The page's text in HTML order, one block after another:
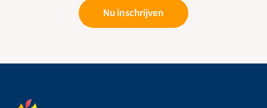
Nu inschrijven